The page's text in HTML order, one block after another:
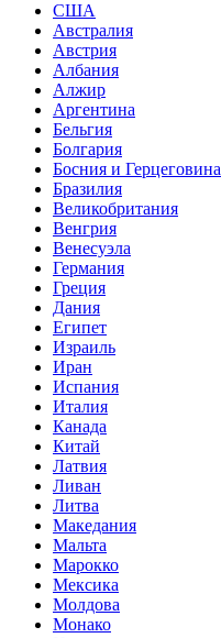
США
Австралия
Австрия
Албания
Алжир
Аргентина
Бельгия
Болгария
Босния и Герцеговина
Бразилия
Великобритания
Венгрия
Венесуэла
Германия
Греция
Дания
Египет
Израиль
Иран
Испания
Италия
Канада
Китай
Латвия
Ливан
Литва
Македания
Мальта
Марокко
Мексика
Молдова
Монако